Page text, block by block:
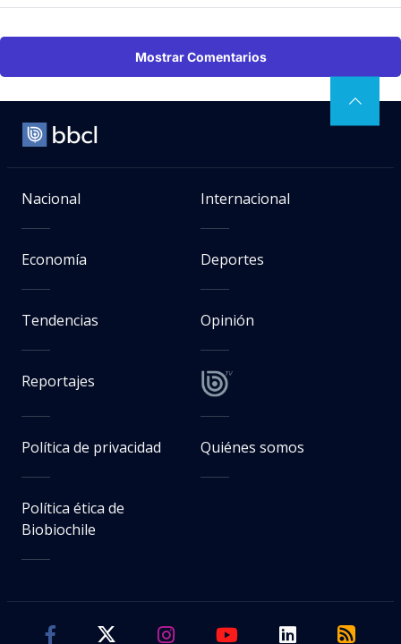
Mostrar Comentarios
Nacional Internacional
Economía Deportes
Tendencias Opinión
Reportajes
Política de privacidad Quiénes somos
Política ética de
Biobiochile